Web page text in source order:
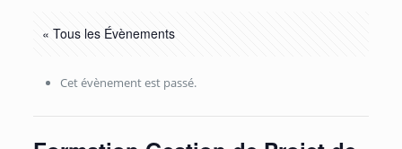
« Tous les Évènements
Cet évènement est passé.